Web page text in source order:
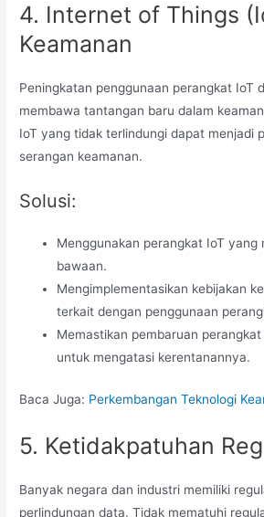
4. Internet of Things
Keamanan
Peningkatan penggunaan perangkat IoT
membawa tantangan baru dalam
IoT yang tidak terlindungi dapat menjadi
serangan keamanan.
Solusi:
Menggunakan perangkat IoT yang
bawaan.
Mengimplementasikan kebijakan
terkait dengan penggunaan
Memastikan pembaruan
untuk mengatasi kerentanannya.
Baca Juga: Perkembangan Teknologi
5. Ketidakpatuhan
Banyak negara dan industri memiliki
perlindungan data. Tidak mematuhi